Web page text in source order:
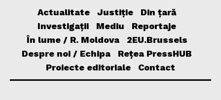
Actualitate Justiție
Din țară
Investigații
Mediu
Reportaje
În lume / R. Moldova
2EU.Brussels
Despre noi / Echipa
Rețea PressHUB
Proiecte editoriale
Contact